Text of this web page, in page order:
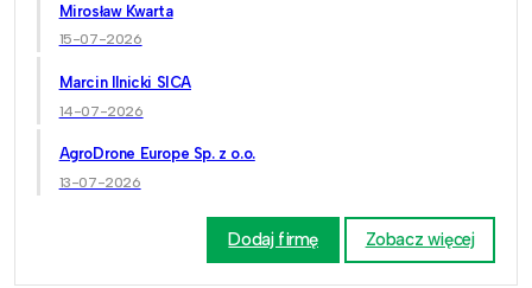
Mirosław Kwarta
15-07-2026
Marcin Ilnicki SICA
14-07-2026
AgroDrone Europe Sp. z o.o.
13-07-2026
Dodaj firmę Zobacz więcej